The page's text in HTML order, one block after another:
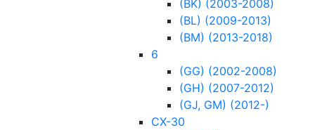
(BK) (2003-2008)
(BL) (2009-2013)
(BM) (2013-2018)
6 ⠀
(GG) (2002-2008)
(GH) (2007-2012)
(GJ, GM) (2012-)
CX-30